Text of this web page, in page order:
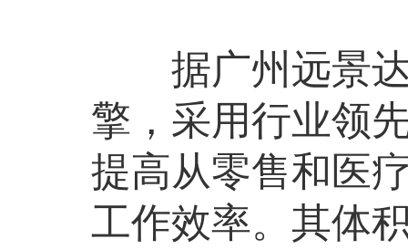
据广州远景达
擎，采用行业领
提高从零售和医
工作效率。其体